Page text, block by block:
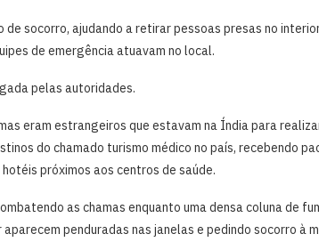
socorro, ajudando a retirar pessoas presas no
de emergência atuavam no local.
pelas autoridades.
eram estrangeiros que estavam na Índia para
do chamado turismo médico no país, recebendo
próximos aos centros de saúde.
as chamas enquanto uma densa coluna de
penduradas nas janelas e pedindo socorro à